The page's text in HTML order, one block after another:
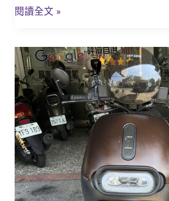
閱讀全文 »
流
當
車
2019
年
型
GOGORO
S2
睿